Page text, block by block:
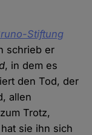
Stiftung
schrieb er
, in dem es
den Tod, der
allen
Trotz,
sie ihn sich